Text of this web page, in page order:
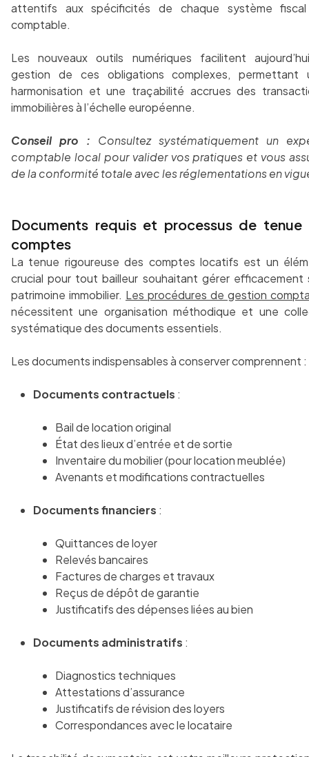
attentifs aux spécificités de chaque système
comptable.
Les nouveaux outils numériques facilitent
gestion de ces obligations complexes, permettant
harmonisation et une traçabilité accrues des
immobilières à l’échelle européenne.
Conseil pro :
Consultez systématiquement un
comptable local pour valider vos pratiques et vous
de la conformité totale avec les réglementations en
Documents requis et processus de tenue
comptes
La tenue rigoureuse des comptes locatifs est un
crucial pour tout bailleur souhaitant gérer efficacement
patrimoine immobilier. Les procédures de gestion
nécessitent une organisation méthodique et une
systématique des documents essentiels.
Les documents indispensables à conserver comprennent :
Documents contractuels :
Bail de location original
État des lieux d’entrée et de sortie
Inventaire du mobilier (pour location meublée)
Avenants et modifications contractuelles
Documents financiers :
Quittances de loyer
Relevés bancaires
Factures de charges et travaux
Reçus de dépôt de garantie
Justificatifs des dépenses liées au bien
Documents administratifs :
Diagnostics techniques
Attestations d’assurance
Justificatifs de révision des loyers
Correspondances avec le locataire